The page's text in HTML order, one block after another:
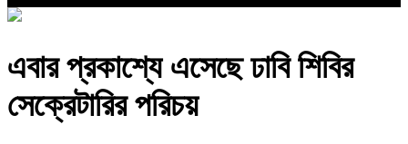
এবার প্রকাশ্যে এসেছে ঢাবি শিবির
সেক্রেটারির পরিচয়